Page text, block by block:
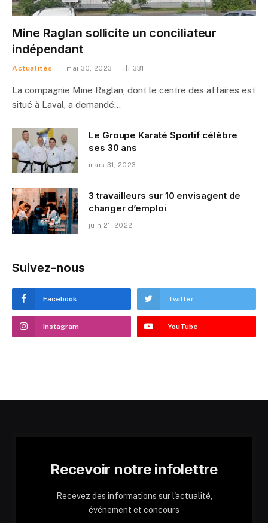
Mine Raglan sollicite un conciliateur
indépendant
Actualités mai 30, 2023 331
La compagnie Mine Raglan, dont le centre des affaires est
situé à Laval, a demandé…
Le Groupe Karaté Sportif célèbre
ses 30 ans
mars 31, 2023
3 travailleurs sur 10 envisagent de
changer d’emploi
juin 21, 2022
Suivez-nous
Facebook Twitter
Instagram YouTube
Recevoir notre infolettre
Recevez des informations sur l'actualité,
événement et concours